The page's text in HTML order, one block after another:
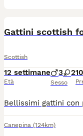
Gattini scottish
Scottish
12 settimane
Età
3 2
Sesso
Canepina (124km)